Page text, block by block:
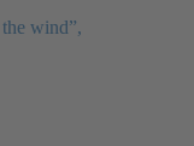
wind”,